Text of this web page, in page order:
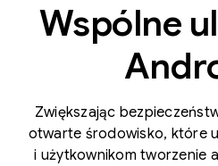
Wspólne
Zwiększając
otwarte środowisko, które
i użytkownikom tworzenie